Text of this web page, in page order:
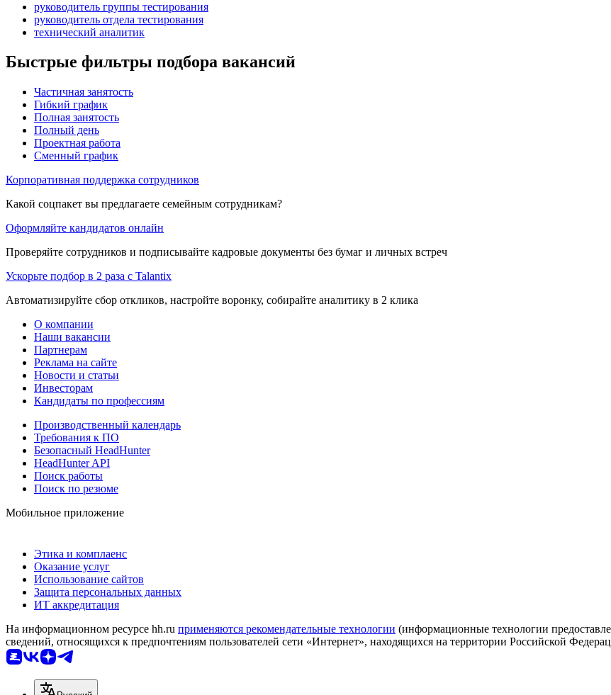
руководитель группы тестирования
руководитель отдела тестирования
технический аналитик
Быстрые фильтры подбора вакансий
Частичная занятость
Гибкий график
Полная занятость
Полный день
Проектная работа
Сменный график
Корпоративная поддержка сотрудников
Какой соцпакет вы предлагаете семейным сотрудникам?
Оформляйте кандидатов онлайн
Проверяйте сотрудников и подписывайте кадровые документы без бумаг и личных встреч
Ускорьте подбор в 2 раза с Talantix
Автоматизируйте сбор откликов, настройте воронку, собирайте аналитику в 2 клика
О компании
Наши вакансии
Партнерам
Реклама на сайте
Новости и статьи
Инвесторам
Кандидаты по профессиям
Производственный календарь
Требования к ПО
Безопасный HeadHunter
HeadHunter API
Поиск работы
Поиск по резюме
Мобильное приложение
Этика и комплаенс
Оказание услуг
Использование сайтов
Защита персональных данных
ИТ аккредитация
На информационном ресурсе hh.ru применяются рекомендательные технологии (информационные технологии
сведений, относящихся к предпочтениям пользователей сети «Интернет», находящихся на территории Российской